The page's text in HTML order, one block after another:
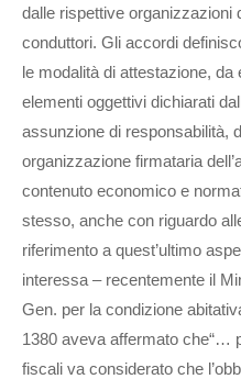
dalle rispettive organizzazioni
conduttori. Gli accordi
le modalità di attestazione,
elementi oggettivi dichiarati
assunzione di responsabilità,
organizzazione firmataria
contenuto economico e
stesso, anche con riguardo
riferimento a quest’ultimo
interessa – recentemente il
Gen. per la condizione
1380 aveva affermato che“…
fiscali va considerato che